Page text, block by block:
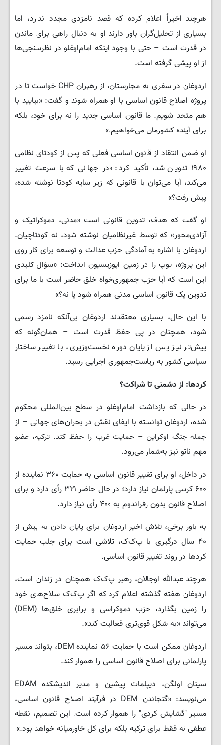
هرچند اخیراً اعلام کرده که قصد نامزدی مجدد ندارد، اما
بسیاری از تحلیل‌گران باور دارند او به دنبال راهی برای ماندن
در قدرت است – حتی با وجود اینکه امام‌اوغلو در نظرسنجی‌ها
از او پیشی گرفته است.
اردوغان در سفری به مجارستان، از رهبران CHP خواست تا در
پروژه اصلاح قانون اساسی با او همراه شوند و گفت: «بیایید با
هم متحد شویم. ما قانون اساسی جدید را نه برای خود، بلکه
برای آینده کشورمان می‌خواهیم.»
او ضمن انتقاد از قانون اساسی فعلی که پس از کودتای نظامی
۱۹۸۰ تدوین شد، تأکید کرد: «در جهانی که با سرعت تغییر
می‌کند، آیا می‌توان با قانونی که زیر سایه کودتا نوشته شده،
پیش رفت؟»
او گفت که هدف، تدوین قانونی است «مدنی، دموکراتیک و
آزادی‌محور» که توسط غیرنظامیان نوشته شود، نه کودتاچیان.
اردوغان با اشاره به آمادگی حزب عدالت و توسعه برای کار روی
این پروژه، توپ را در زمین اپوزیسیون انداخت: «سؤال کلیدی
این است که آیا حزب جمهوری‌خواه خلق حاضر است با ما برای
تدوین یک قانون اساسی مدنی همراه شود یا نه؟»
با این حال، بسیاری معتقدند اردوغان بی‌آنکه نامزد رسمی
شود، همچنان در پی حفظ قدرت است – همان‌گونه که
پیش‌تر نیز پس از پایان دوره نخست‌وزیری، با تغییر ساختار
سیاسی کشور به ریاست‌جمهوری اجرایی رسید.
کردها: از دشمنی تا شراکت؟
در حالی که بازداشت امام‌اوغلو در سطح بین‌المللی محکوم
شده، اردوغان توانسته با ایفای نقش در بحران‌های جهانی – از
جمله جنگ اوکراین – حمایت غرب را حفظ کند. ترکیه، عضو
مهم ناتو نیز به‌شمار می‌رود.
در داخل، او برای تغییر قانون اساسی به حمایت ۳۶۰ نماینده از
۶۰۰ کرسی پارلمان نیاز دارد؛ در حال حاضر ۳۲۱ رأی دارد و برای
اصلاح قانون بدون رفراندوم به ۴۰۰ رأی نیاز دارد.
به باور برخی، تلاش اخیر اردوغان برای پایان دادن به بیش از
۴۰ سال درگیری با پ‌ک‌ک، تلاشی است برای جلب حمایت
کردها در روند تغییر قانون اساسی.
هرچند عبدالله اوجالان، رهبر پ‌ک‌ک همچنان در زندان است،
اردوغان هفته گذشته اعلام کرد که اگر پ‌ک‌ک سلاح‌های خود
را زمین بگذارد، حزب دموکراسی و برابری خلق‌ها (DEM)
می‌تواند «به شکل قوی‌تری فعالیت کند».
اردوغان ممکن است با حمایت ۵۶ نماینده DEM، بتواند مسیر
پارلمانی برای اصلاح قانون اساسی را هموار کند.
سینان اولگن، دیپلمات پیشین و مدیر اندیشکده EDAM
می‌نویسد: «گنجاندن DEM در فرآیند اصلاح قانون اساسی،
مسیر "گشایش کردی" را هموار کرده است. این تصمیم، نقطه
عطفی نه فقط برای ترکیه بلکه برای کل خاورمیانه خواهد بود.»